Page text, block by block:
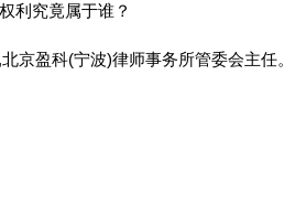
利究竟属于谁？
京盈科(宁波)律师事务所管委会主任。